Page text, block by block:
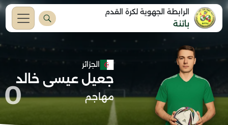
الرابطة الجهوية لكرة القدم
باتنة
الجزائر
جعيل عيسى خالد
مهاجم 0